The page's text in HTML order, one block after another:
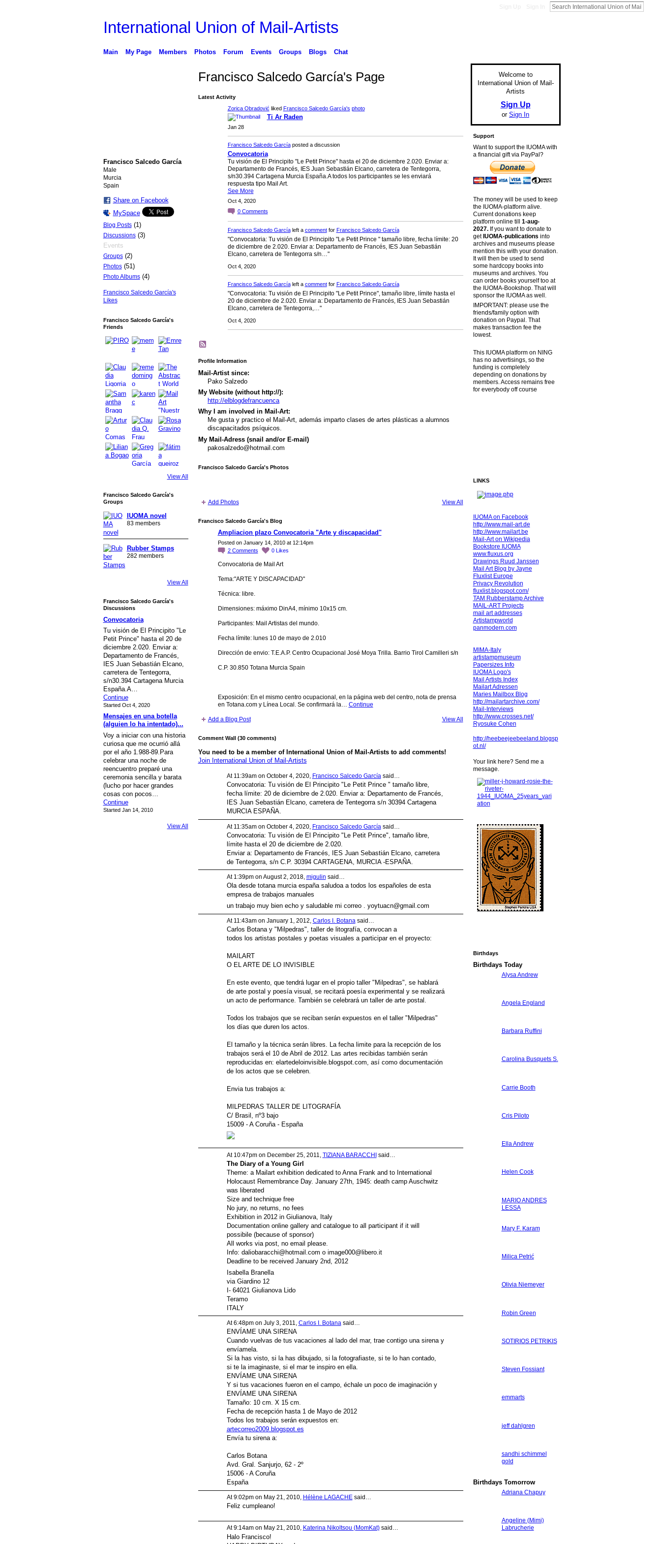
International Union of Mail-Artists
Main My Page Members Photos Forum Events Groups Blogs Chat
Francisco Salcedo García
Male
Murcia
Spain
Share on Facebook
MySpace
Blog Posts(1)
Discussions(3)
Events
Groups(2)
Photos(51)
Photo Albums(4)
Francisco Salcedo García's
Likes
Francisco Salcedo García's
Friends
View All
Francisco Salcedo García's
Groups
IUOMA novel
83 members
Rubber Stamps
282 members
View All
Francisco Salcedo García's
Discussions
Convocatoria
Tu visión de El Principito "Le
Petit Prince" hasta el 20 de
diciembre 2.020. Enviar a:
Departamento de Francés,
IES Juan Sebastián Elcano,
carretera de Tentegorra,
s/n30.394 Cartagena Murcia
España.A…
Continue
Started Oct 4, 2020
Mensajes en una botella
(alguien lo ha intentado)...
Voy a iniciar con una historia
curiosa que me ocurrió allá
por el año 1.988-89.Para
celebrar una noche de
reencuentro preparé una
ceremonia sencilla y barata
(lucho por hacer grandes
cosas con pocos…
Continue
Started Jan 14, 2010
View All
Francisco Salcedo García's Page
Latest Activity
Zorica Obradović liked Francisco Salcedo García's photo
Ti Ar Raden
Jan 28
Francisco Salcedo Garcíaposted a discussion
Convocatoria
Tu visión de El Principito "Le Petit Prince" hasta el 20 de diciembre 2.020. Enviar a:
Departamento de Francés, IES Juan Sebastián Elcano, carretera de Tentegorra,
s/n30.394 Cartagena Murcia España.A todos los participantes se les enviará
respuesta tipo Mail Art.
See More
Oct 4, 2020
0 Comments
Francisco Salcedo Garcíaleft a commentfor Francisco Salcedo García
"Convocatoria: Tu visión de El Principito "Le Petit Prince " tamaño libre, fecha límite: 20
de diciembre de 2.020. Enviar a: Departamento de Francés, IES Juan Sebastián
Elcano, carretera de Tentegorra s/n…"
Oct 4, 2020
Francisco Salcedo Garcíaleft a commentfor Francisco Salcedo García
"Convocatoria: Tu visión de El Principito "Le Petit Prince", tamaño libre, límite hasta el
20 de diciembre de 2.020. Enviar a: Departamento de Francés, IES Juan Sebastián
Elcano, carretera de Tentegorra,…"
Oct 4, 2020
Profile Information
Mail-Artist since:
Pako Salzedo
My Website (without http://):
http://elblogdefrancuenca
Why I am involved in Mail-Art:
Me gusta y practico el Mail-Art, además imparto clases de artes plásticas a alumnos
discapacitados psíquicos.
My Mail-Adress (snail and/or E-mail)
pakosalzedo@hotmail.com
Francisco Salcedo García's Photos
Add Photos View All
Francisco Salcedo García's Blog
Ampliacion plazo Convocatoria "Arte y discapacidad"
Posted on January 14, 2010 at 12:14pm
2 Comments 0 Likes
Convocatoria de Mail Art
Tema:"ARTE Y DISCAPACIDAD"
Técnica: libre.
Dimensiones: máximo DinA4, mínimo 10x15 cm.
Participantes: Mail Artistas del mundo.
Fecha límite: lunes 10 de mayo de 2.010
Dirección de envio: T.E.A.P. Centro Ocupacional José Moya Trilla. Barrio Tirol Camilleri s/n
C.P. 30.850 Totana Murcia Spain
Exposición: En el mismo centro ocupacional, en la página web del centro, nota de prensa
en Totana.com y Línea Local. Se confirmará la… Continue
Add a Blog Post View All
Comment Wall (30 comments)
You need to be a member of International Union of Mail-Artists to add comments!
Join International Union of Mail-Artists
At 11:39am on October 4, 2020, Francisco Salcedo Garcíasaid…
Convocatoria: Tu visión de El Principito "Le Petit Prince " tamaño libre,
fecha límite: 20 de diciembre de 2.020. Enviar a: Departamento de Francés,
IES Juan Sebastián Elcano, carretera de Tentegorra s/n 30394 Cartagena
MURCIA ESPAÑA.
At 11:35am on October 4, 2020, Francisco Salcedo García said…
Convocatoria: Tu visión de El Principito "Le Petit Prince", tamaño libre,
límite hasta el 20 de diciembre de 2.020.
Enviar a: Departamento de Francés, IES Juan Sebastián Elcano, carretera
de Tentegorra, s/n C.P. 30394 CARTAGENA, MURCIA -ESPAÑA.
At 1:39pm on August 2, 2018, migulin said…
Ola desde totana murcia españa saludoa a todos los españoles de esta
empresa de trabajos manuales
un trabajo muy bien echo y saludable mi correo . yoytuacn@gmail.com
At 11:43am on January 1, 2012, Carlos I. Botanasaid…
Carlos Botana y "Milpedras", taller de litografía, convocan a
todos los artistas postales y poetas visuales a participar en el proyecto:
MAILART
O EL ARTE DE LO INVISIBLE
En este evento, que tendrá lugar en el propio taller "Milpedras", se hablará
de arte postal y poesía visual, se recitará poesía experimental y se realizará
un acto de performance. También se celebrará un taller de arte postal.
Todos los trabajos que se reciban serán expuestos en el taller "Milpedras"
los días que duren los actos.
El tamaño y la técnica serán libres. La fecha limite para la recepción de los
trabajos será el 10 de Abril de 2012. Las artes recibidas también serán
reproducidas en: elartedeloinvisible.blogspot.com, así como documentación
de los actos que se celebren.
Envia tus trabajos a:
MILPEDRAS TALLER DE LITOGRAFÍA
C/ Brasil, nº3 bajo
15009 - A Coruña - España
At 10:47pm on December 25, 2011, TIZIANA BARACCHIsaid…
The Diary of a Young Girl
Theme: a Mailart exhibition dedicated to Anna Frank and to International
Holocaust Remembrance Day. January 27th, 1945: death camp Auschwitz
was liberated
Size and technique free
No jury, no returns, no fees
Exhibition in 2012 in Giulianova, Italy
Documentation online gallery and catalogue to all participant if it will
possibile (because of sponsor)
All works via post, no email please.
Info: daliobaracchi@hotmail.com o image000@libero.it
Deadline to be received January 2nd, 2012
Isabella Branella
via Giardino 12
I- 64021 Giulianova Lido
Teramo
ITALY
At 6:48pm on July 3, 2011, Carlos I. Botanasaid…
ENVÍAME UNA SIRENA
Cuando vuelvas de tus vacaciones al lado del mar, trae contigo una sirena y
envíamela.
Si la has visto, si la has dibujado, si la fotografiaste, si te lo han contado,
si te la imaginaste, si el mar te inspiro en ella.
ENVÍAME UNA SIRENA
Y si tus vacaciones fueron en el campo, échale un poco de imaginación y
ENVÍAME UNA SIRENA
Tamaño: 10 cm. X 15 cm.
Fecha de recepción hasta 1 de Mayo de 2012
Todos los trabajos serán expuestos en:
artecorreo2009.blogspot.es
Envía tu sirena a:
Carlos Botana
Avd. Gral. Sanjurjo, 62 - 2º
15006 - A Coruña
España
At 9:02pm on May 21, 2010, Hélène LAGACHEsaid…
Feliz cumpleano!
At 9:14am on May 21, 2010, Katerina Nikoltsou (MomKat)said…
Halo Francisco!
Welcome to
International Union of Mail-
Artists
Sign Up
or Sign In
Support
Want to support the IUOMA with
a financial gift via PayPal?
The money will be used to keep
the IUOMA-platform alive.
Current donations keep
platform online till 1-aug-
2027.If you want to donate to
getIUOMA-publications into
archives and museums please
mention this with your donation.
It will then be used to send
some hardcopy books into
museums and archives. You
can order books yourself too at
the IUOMA-Bookshop. That will
sponsor the IUOMA as well.
IMPORTANT: please use the
friends/family option with
donation on Paypal. That
makes transaction fee the
lowest.
This IUOMA platform on NING
has no advertisings, so the
funding is completely
depending on donations by
members. Access remains free
for everybody off course
LINKS
IUOMA on Facebook
http://www.mail-art.de
http://www.mailart.be
Mail-Art on Wikipedia
Bookstore IUOMA
www.fluxus.org
Drawings Ruud Janssen
Mail Art Blog by Jayne
Fluxlist Europe
Privacy Revolution
fluxlist.blogspot.com/
TAM Rubberstamp Archive
MAIL-ART Projects
mail art addresses
Artistampworld
panmodern.com
MIMA-Italy
artistampmuseum
Papersizes Info
IUOMA Logo's
Mail Artists Index
Mailart Adressen
Maries Mailbox Blog
http://mailartarchive.com/
Mail-Interviews
http://www.crosses.net/
Ryosuke Cohen
http://heebeejeebeeland.blogsp
ot.nl/
Your link here? Send me a
message.
Birthdays
Birthdays Today
Alysa Andrew
Angela England
Barbara Ruffini
Carolina Busquets S.
Carrie Booth
Cris Piloto
Ella Andrew
Helen Cook
MARIO ANDRES
LESSA
Mary F. Karam
Milica Petrić
Olivia Niemeyer
Robin Green
SOTIRIOS PETRIKIS
Steven Fossiant
emmarts
jeff dahlgren
sandhi schimmel
gold
Birthdays Tomorrow
Adriana Chapuy
Angeline (Mimi)
Labrucherie